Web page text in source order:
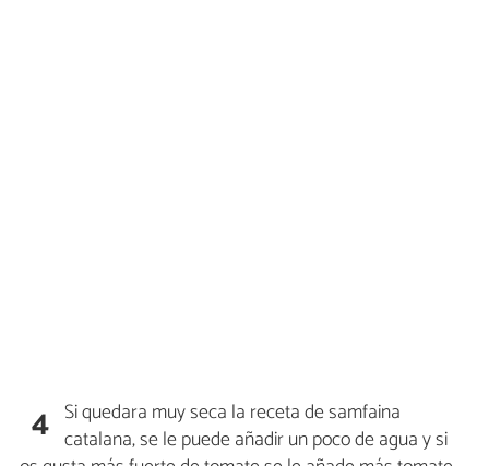
4 Si quedara muy seca la receta de samfaina
catalana, se le puede añadir un poco de agua y si